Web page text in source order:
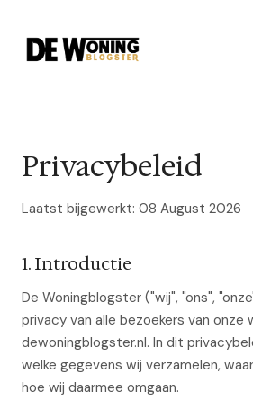
Privacybeleid
Laatst bijgewerkt: 08 August 2026
1. Introductie
De Woningblogster ("wij", "ons",
privacy van alle bezoekers van onze
dewoningblogster.nl. In dit
welke gegevens wij verzamelen,
hoe wij daarmee omgaan.